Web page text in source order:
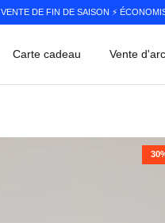
VENTE DE FIN DE SAISON ⚡️
Carte cadeau Vente